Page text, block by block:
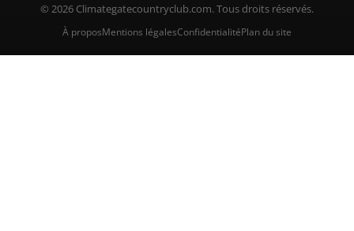
© 2026 Climategatecountryclub.com. Tous droits réservés.
À proposMentions légalesConfidentialitéPlan du site